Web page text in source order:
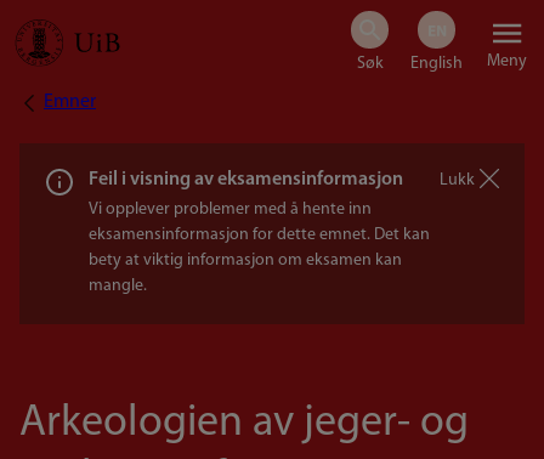
Hopp
Meny
Navigasjonssti
Emner
Feil i visning av eksamensinformasjon
Vi opplever problemer med å hente inn
eksamensinformasjon for dette emnet. Det kan
bety at viktig informasjon om eksamen kan
mangle.
Lukk
Arkeologien av jeger- og